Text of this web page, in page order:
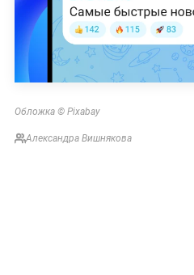
Обложка © Pixabay
Александра Вишнякова